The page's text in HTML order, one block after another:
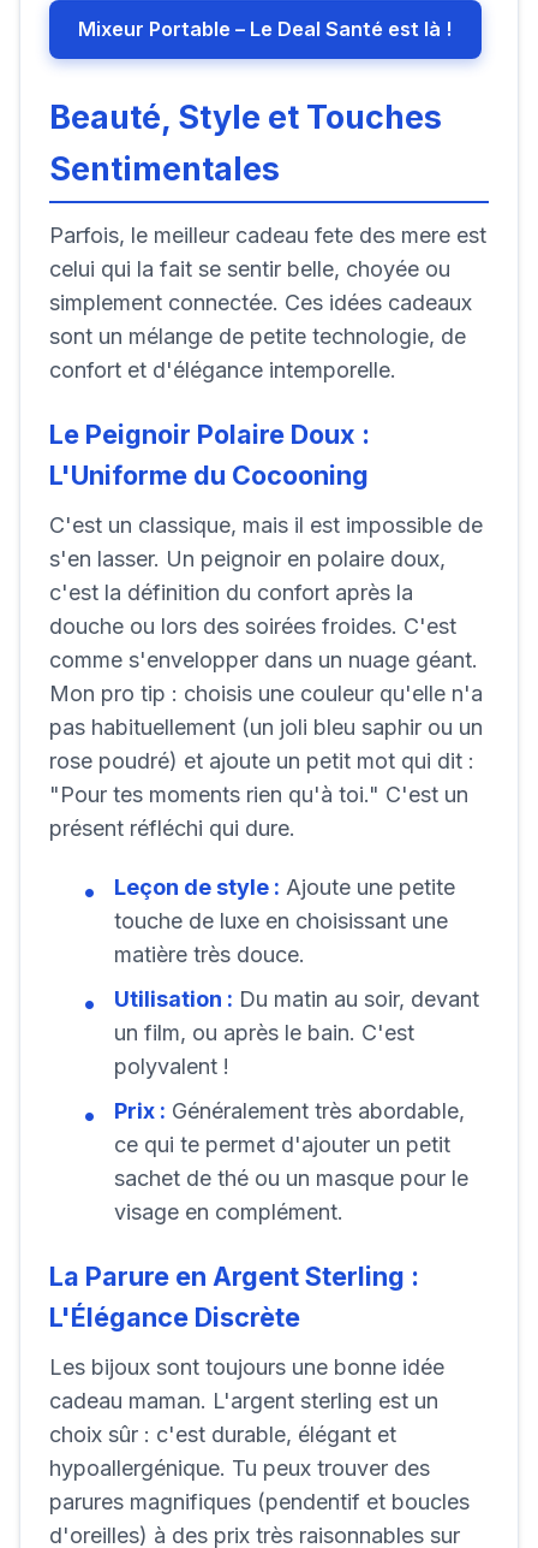
Mixeur Portable – Le Deal Santé est là !
Beauté, Style et Touches
Sentimentales
Parfois, le meilleur cadeau fete des mere est
celui qui la fait se sentir belle, choyée ou
simplement connectée. Ces idées cadeaux
sont un mélange de petite technologie, de
confort et d'élégance intemporelle.
Le Peignoir Polaire Doux :
L'Uniforme du Cocooning
C'est un classique, mais il est impossible de
s'en lasser. Un peignoir en polaire doux,
c'est la définition du confort après la
douche ou lors des soirées froides. C'est
comme s'envelopper dans un nuage géant.
Mon pro tip : choisis une couleur qu'elle n'a
pas habituellement (un joli bleu saphir ou un
rose poudré) et ajoute un petit mot qui dit :
"Pour tes moments rien qu'à toi." C'est un
présent réfléchi qui dure.
Leçon de style : Ajoute une petite
touche de luxe en choisissant une
matière très douce.
Utilisation : Du matin au soir, devant
un film, ou après le bain. C'est
polyvalent !
Prix : Généralement très abordable,
ce qui te permet d'ajouter un petit
sachet de thé ou un masque pour le
visage en complément.
La Parure en Argent Sterling :
L'Élégance Discrète
Les bijoux sont toujours une bonne idée
cadeau maman. L'argent sterling est un
choix sûr : c'est durable, élégant et
hypoallergénique. Tu peux trouver des
parures magnifiques (pendentif et boucles
d'oreilles) à des prix très raisonnables sur